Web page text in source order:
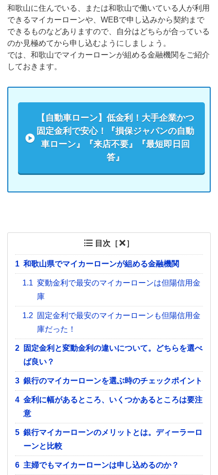
和歌山に住んでいる、または和歌山で働いている人が利用
できるマイカーローンや、WEBで申し込みから契約まで
できるものなどありますので、自分はどちらが合っている
のか見極めてから申し込むようにしましょう。
では、和歌山でマイカーローンが組める金融機関をご紹介
しておきます。
【自動車ローン】低金利！大手企業かつ
固定金利で安心！『損保ジャパンの自動
車ローン』『来店不要』『最短即日回
答』
目次［ ］
1 和歌山県でマイカーローンが組める金融機関
1.1 変動金利で最安のマイカーローンは但陽信用金
庫
1.2
固定金利で最安のマイカーローンも但陽信用金
庫だった！
2
固定金利と変動金利の違いについて。どちらを選べ
ば良い？
3 銀行のマイカーローンを選ぶ時のチェックポイント
4 金利に幅があるところ、いくつかあるところは要注
意
5 銀行マイカーローンのメリットとは。ディーラーロ
ーンと比較
6 主婦でもマイカーローンは申し込めるのか？